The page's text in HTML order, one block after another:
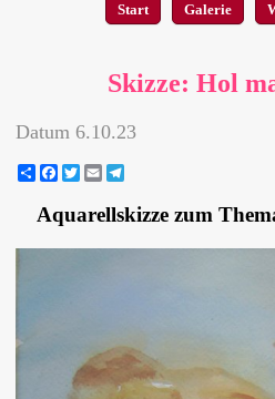
Start Galerie
Skizze: Hol
Datum 6.10.23
ShareFacebook
Twitter
Email
Aquarellskizze zum